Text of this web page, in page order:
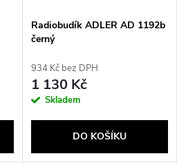
Radiobudík ADLER AD 1192b
černý
934 Kč bez DPH
1 130 Kč
Skladem
DO KOŠÍKU